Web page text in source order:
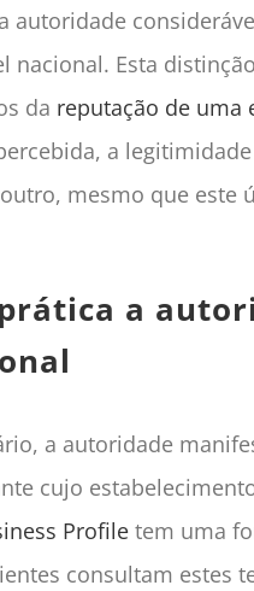
autoridade
nacional. Esta
da reputação de uma
a
mesmo que este
a
a autoridade
cujo
Profiletem uma
consultam estes